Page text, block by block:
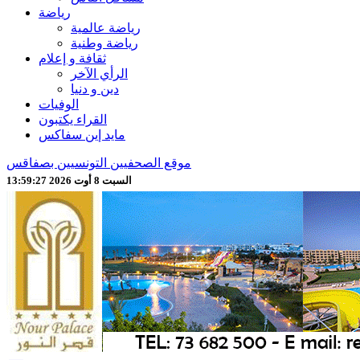
رياضة
رياضة عالمية
رياضة وطنية
ثقافة و إعلام
الرأي الآخر
دين و دنيا
الوفيات
القراء يكتبون
مايد إين سفاكس
موقع الصحفيين التونسيين بصفاقس
السبت 8 أوت 2026 13:59:29